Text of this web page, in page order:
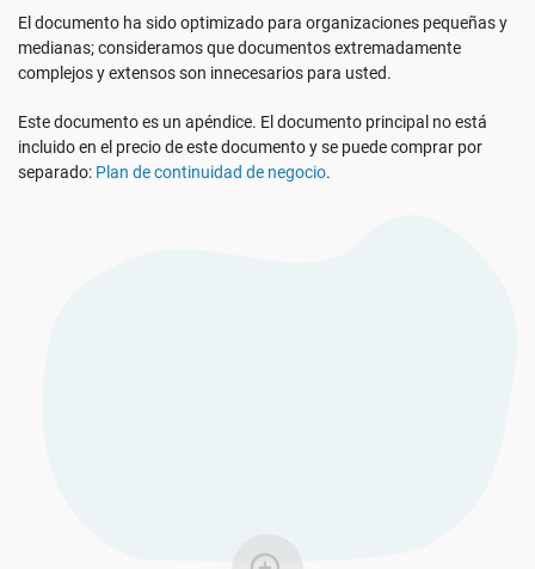
ISO 42001
RGPD UE
ISO 9001
Otros
Empresas de TI y SaaS
Infraestructura crítica
Fabricación
Contáctenos
Ver Demo
El documento ha sido optimizado para organizaciones pequeñas y
medianas; consideramos que documentos extremadamente
complejos y extensos son innecesarios para usted.
Este documento es un apéndice. El documento principal no está
incluido en el precio de este documento y se puede comprar por
separado: Plan de continuidad de negocio.